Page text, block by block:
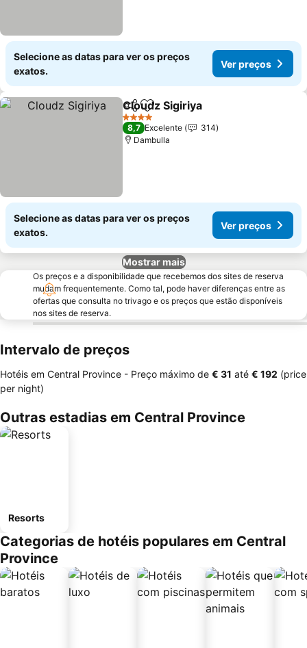
Selecione as datas para ver os preços
exatos.
Ver preços
PartilharAdicionar aos favoritos
Cloudz Sigiriya
4 Estrelas
8,7 Excelente
314
Dambulla
Selecione as datas para ver os preços
exatos.
Ver preços
Mostrar mais
Os preços e a disponibilidade que recebemos dos sites de reserva
mudam frequentemente. Como tal, pode haver diferenças entre as
ofertas que consulta no trivago e os preços que estão disponíveis
nos sites de reserva.
Intervalo de preços
Hotéis em Central Province - Preço máximo de ‎€ 31 até ‎€ 192 (price
per night)
Outras estadias em Central Province
Resorts
Categorias de hotéis populares em Central
Province